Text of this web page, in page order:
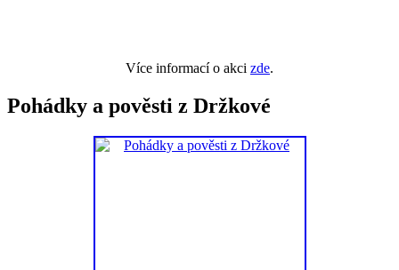
Více informací o akci zde.
Pohádky a pověsti z Držkové